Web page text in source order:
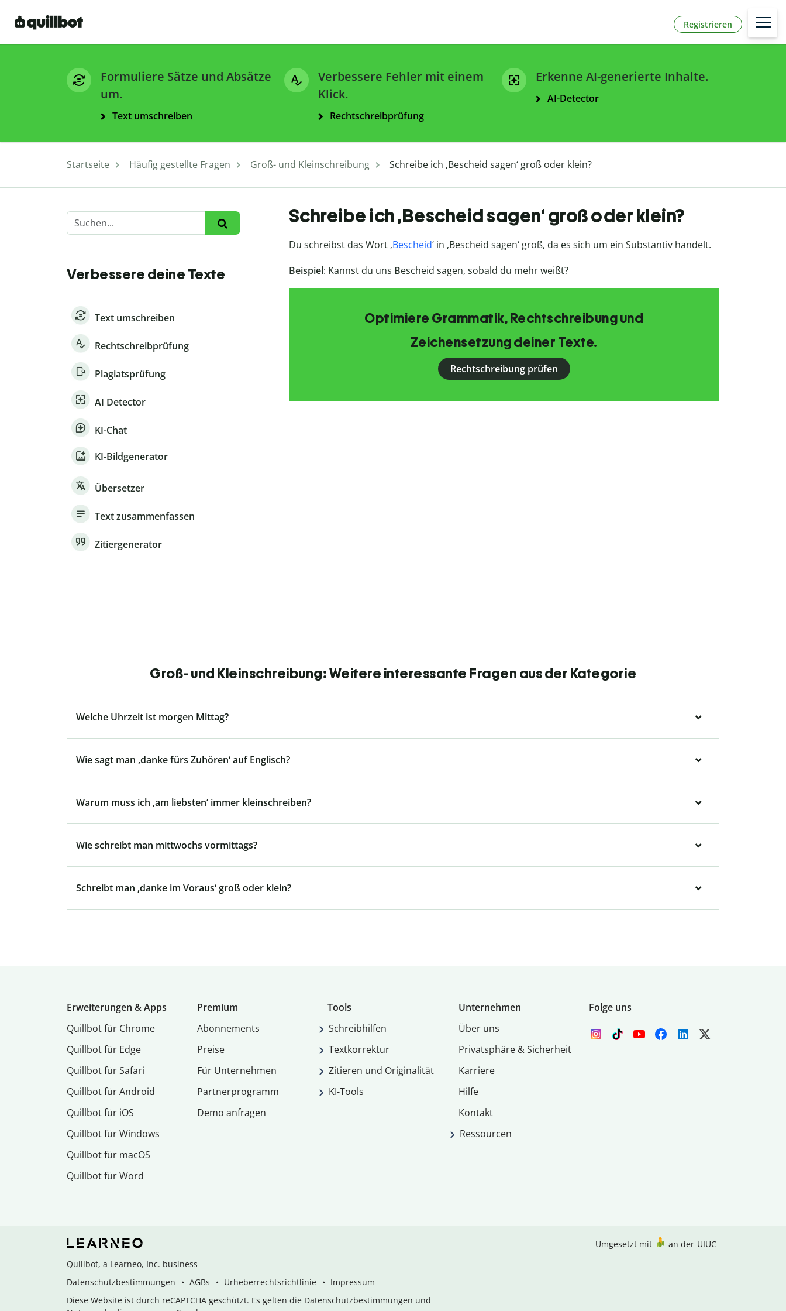
Registrieren
Formuliere Sätze und Absätze
um.
Text umschreiben
Verbessere Fehler mit einem
Klick.
Rechtschreibprüfung
Erkenne AI-generierte Inhalte.
AI-Detector
Startseite Häufig gestellte Fragen Groß- und Kleinschreibung Schreibe ich ‚Bescheid sagen‘ groß oder klein?
Verbessere deine Texte
Text umschreiben
Rechtschreibprüfung
Plagiatsprüfung
AI Detector
KI-Chat
KI-Bildgenerator
Übersetzer
Text zusammenfassen
Zitiergenerator
Schreibe ich ‚Bescheid sagen‘ groß oder klein?
Du schreibst das Wort ‚Bescheid‘ in ‚Bescheid sagen‘ groß, da es sich um ein Substantiv handelt.
Beispiel: Kannst du uns Bescheid sagen, sobald du mehr weißt?
Optimiere Grammatik, Rechtschreibung und
Zeichensetzung deiner Texte.
Rechtschreibung prüfen
Groß- und Kleinschreibung: Weitere interessante Fragen aus der Kategorie
Welche Uhrzeit ist morgen Mittag?
Wie sagt man ‚danke fürs Zuhören‘ auf Englisch?
Warum muss ich ‚am liebsten‘ immer kleinschreiben?
Wie schreibt man mittwochs vormittags?
Schreibt man ‚danke im Voraus‘ groß oder klein?
Erweiterungen & Apps
Quillbot für Chrome
Quillbot für Edge
Quillbot für Safari
Quillbot für Android
Quillbot für iOS
Quillbot für Windows
Quillbot für macOS
Quillbot für Word
Premium
Abon­ne­ments
Preise
Für Unternehmen
Partnerprogramm
Demo anfragen
Tools
Schreibhilfen
Textkorrektur
Zitieren und Originalität
KI-Tools
Unternehmen
Über uns
Privatsphäre & Sicherheit
Karriere
Hilfe
Kontakt
Ressourcen
Folge uns
Quillbot, a Learneo, Inc. business
Datenschutzbestimmungen
AGBs Urheberrechtsrichtlinie
Impressum
Diese Website ist durch reCAPTCHA geschützt. Es gelten die Datenschutzbestimmungen und
Umgesetzt mit an der UIUC